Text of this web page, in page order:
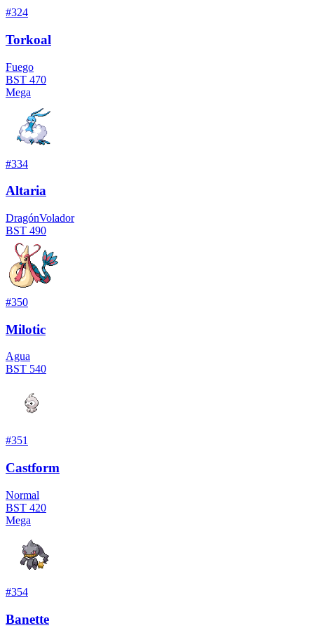
#324
Torkoal
Fuego
BST 470
Mega
#334
Altaria
DragónVolador
BST 490
#350
Milotic
Agua
BST 540
#351
Castform
Normal
BST 420
Mega
#354
Banette